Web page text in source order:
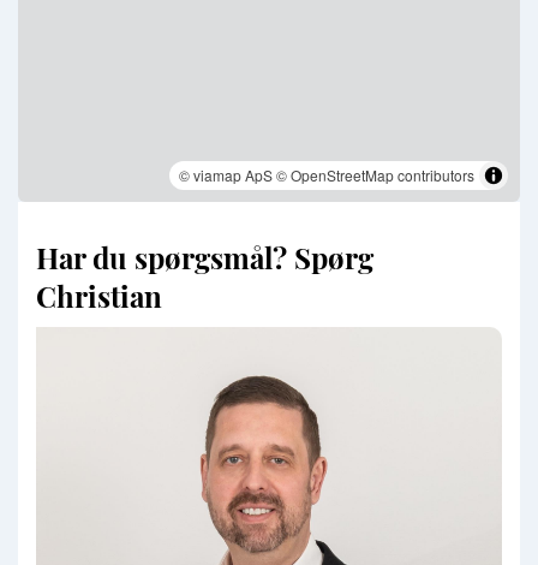
© viamap ApS© OpenStreetMap contributors
Har du spørgsmål? Spørg
Christian